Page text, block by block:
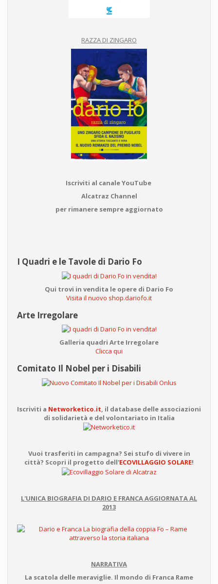
RAZZA DI ZINGARO
Iscriviti al canale YouTube
Alcatraz Channel
per rimanere sempre aggiornato
I Quadri e le Tavole di Dario Fo
Qui trovi in vendita le opere di Dario Fo
Visita il nuovo shop.dariofo.it
Arte Irregolare
Galleria quadri Arte Irregolare
Clicca qui
Comitato Il Nobel per i Disabili
Iscriviti a Networketico.it , il database delle associazioni
di solidarietà e del volontariato in Italia
Vuoi trasferiti in campagna? Sei stufo di vivere in
città? Scopri il progetto dell'ECOVILLAGGIO SOLARE!
L'UNICA BIOGRAFIA DI DARIO E FRANCA AGGIORNATA AL
2013
NARRATIVA
La scatola delle meraviglie. Il mondo di Franca Rame